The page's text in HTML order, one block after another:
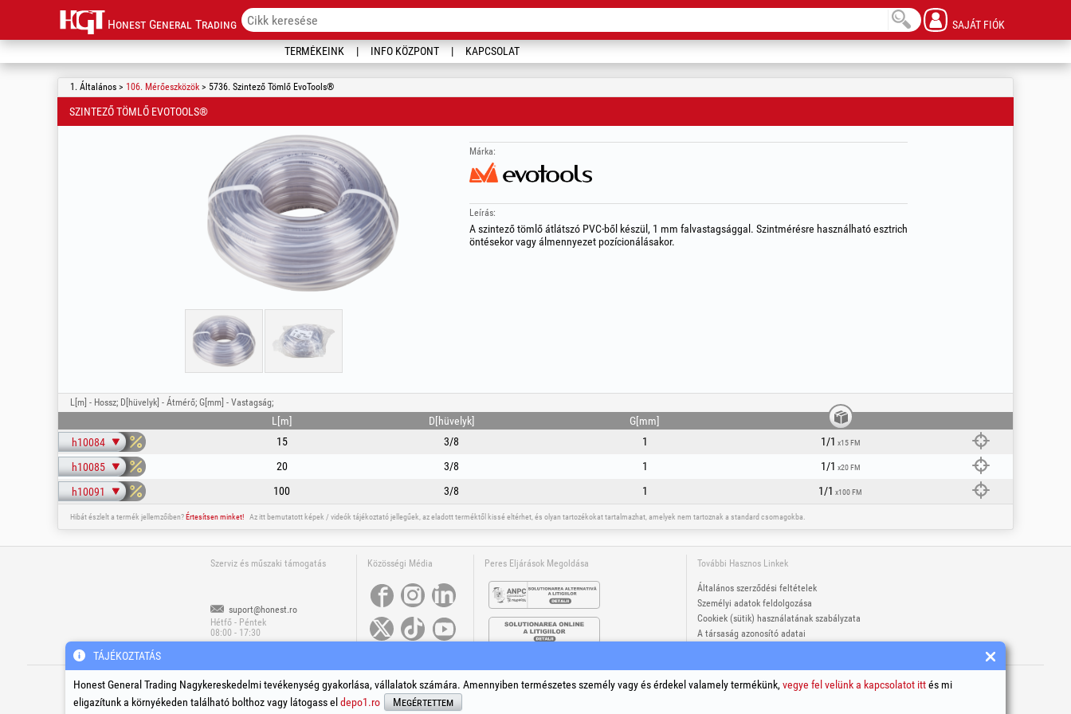
Honest General Trading SAJÁT FIÓK
TERMÉKEINK INFO KÖZPONT KAPCSOLAT
1. Általános > 106. Mérőeszközök > 5736. Szintező Tömlő EvoTools®
SZINTEZŐ TÖMLŐ EVOTOOLS®
Márka:
Leírás:
A szintező tömlő átlátszó PVC-ből készül, 1 mm falvastagsággal. Szintmérésre használható esztrich
öntésekor vagy álmennyezet pozícionálásakor.
L[m] - Hossz; D[hüvelyk] - Átmérő; G[mm] - Vastagság;
L[m] D[hüvelyk]
G[mm]
h10084
15 3/8 1 1/1 x15 FM
h10085 20 3/8 1 1/1 x20 FM
h10091 100 3/8 1 1/1 x100 FM
Hibát észlelt a termék jellemzőiben?Értesítsen minket! Az itt bemutatott képek / videók tájékoztató jellegűek, az eladott terméktől kissé eltérhet, és olyan tartozékokat tartalmazhat, amelyek nem tartoznak a standard csomagokba.
Szerviz és műszaki támogatás
suport@honest.ro
Hétfő - Péntek
08:00 - 17:30
Közösségi Média Peres Eljárások Megoldása További Hasznos Linkek
Általános szerződési feltételek
Személyi adatok feldolgozása
Cookiek (sütik) használatának szabályzata
A társaság azonosító adatai
® ® ® ® ® ® ® ® ®
Copyright 1994-2026Honest General Trading SRL. Minden jog fenntartva. CUI: 6615609, Reg.Com.: J1994025279406
TÁJÉKOZTATÁS
Honest General Trading Nagykereskedelmi tevékenység gyakorlása, vállalatok számára. Amennyiben természetes személy vagy és érdekel valamely termékünk, vegye fel velünk a kapcsolatot ittés mi
eligazítunk a környékeden található bolthoz vagy látogass el depo1.ro Megértettem